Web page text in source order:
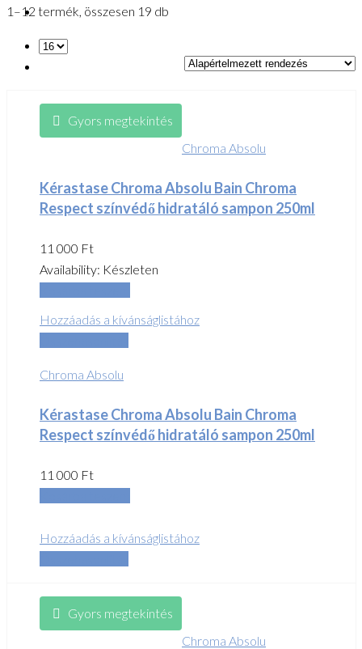
1–12 termék, összesen 19 db
Gyors megtekintés
Chroma Absolu
Kérastase Chroma Absolu Bain Chroma
Respect színvédő hidratáló sampon 250ml
11 000 Ft
Availability: Készleten
Hozzáadás a kívánságlistához
Chroma Absolu
Kérastase Chroma Absolu Bain Chroma
Respect színvédő hidratáló sampon 250ml
11 000 Ft
Hozzáadás a kívánságlistához
Gyors megtekintés
Chroma Absolu